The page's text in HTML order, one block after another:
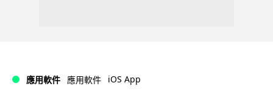
應用軟件 應用軟件 iOS App